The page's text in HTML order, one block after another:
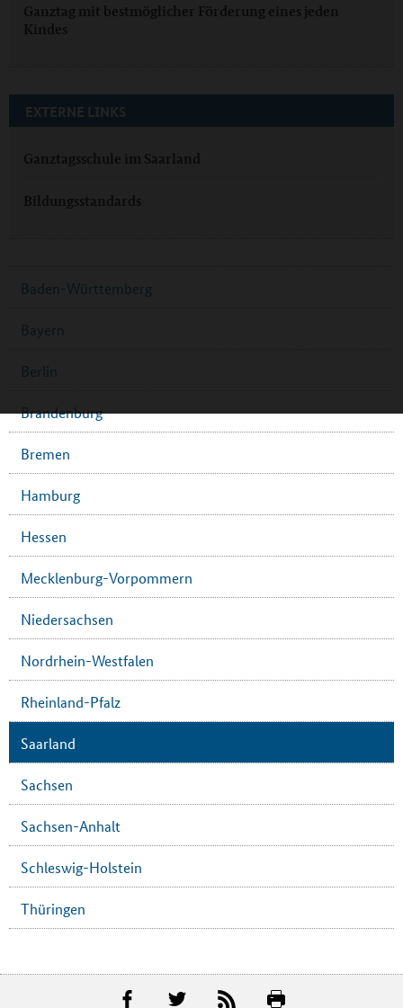
Ganztag mit bestmöglicher Förderung eines jeden
Kindes
EXTERNE LINKS
Ganztagsschule im Saarland
Bildungsstandards
Baden-Württemberg
Bayern
Berlin
Brandenburg
Bremen
Hamburg
Hessen
Mecklenburg-Vorpommern
Niedersachsen
Nordrhein-Westfalen
Rheinland-Pfalz
Saarland
Sachsen
Sachsen-Anhalt
Schleswig-Holstein
Thüringen